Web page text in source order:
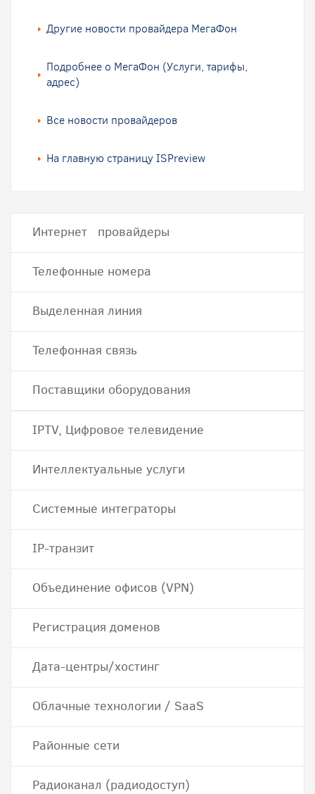
Другие новости провайдера МегаФон
Подробнее о МегаФон (Услуги, тарифы,
адрес)
Все новости провайдеров
На главную страницу ISPreview
Интернет провайдеры
Телефонные номера
Выделенная линия
Телефонная связь
Поставщики оборудования
IPTV, Цифровое телевидение
Интеллектуальные услуги
Системные интеграторы
IP-транзит
Объединение офисов (VPN)
Регистрация доменов
Дата-центры/хостинг
Облачные технологии / SaaS
Районные сети
Радиоканал (радиодоступ)